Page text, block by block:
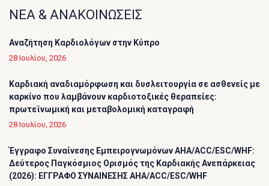
ΝΕΑ & ΑΝΑΚΟΙΝΩΣΕΙΣ
Αναζήτηση Καρδιολόγων στην Κύπρο
28 Ιουλίου, 2026
Καρδιακή αναδιαμόρφωση και δυσλειτουργία σε ασθενείς με
καρκίνο που λαμβάνουν καρδιοτοξικές θεραπείες:
πρωτεϊνωμική και μεταβολομική καταγραφή
28 Ιουλίου, 2026
Έγγραφο Συναίνεσης Εμπειρογνωμόνων AHA/ACC/ESC/WHF:
Δεύτερος Παγκόσμιος Ορισμός της Καρδιακής Ανεπάρκειας
(2026): ΕΓΓΡΑΦΟ ΣΥΝΑΙΝΕΣΗΣ AHA/ACC/ESC/WHF